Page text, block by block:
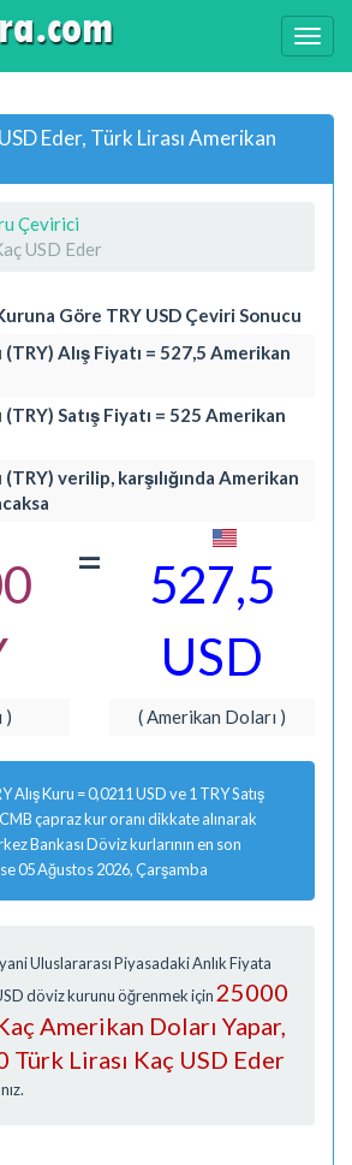
Eder, Türk Lirası Amerikan
Çevirici
USD Eder
Göre TRY USD Çeviri Sonucu
Alış Fiyatı = 527,5 Amerikan
Satış Fiyatı = 525 Amerikan
verilip, karşılığında Amerikan
=
527,5
USD
) ( Amerikan Doları )
Alış Kuru = 0,0211 USD ve 1 TRY Satış
çapraz kur oranı dikkate alınarak
Bankası Döviz kurlarının en son
05 Ağustos 2026, Çarşamba
Uluslararası Piyasadaki Anlık Fiyata
döviz kurunu öğrenmek için 25000
Amerikan Doları Yapar,
Türk Lirası Kaç USD Eder